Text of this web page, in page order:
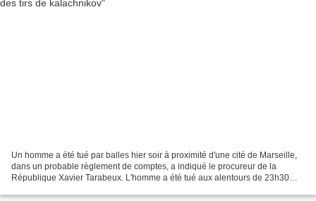
Un homme a été tué par balles hier soir à proximité d'une cité de Marseille,
dans un probable règlement de comptes, a indiqué le procureur de la
République Xavier Tarabeux. L'homme a été tué aux alentours de 23h30